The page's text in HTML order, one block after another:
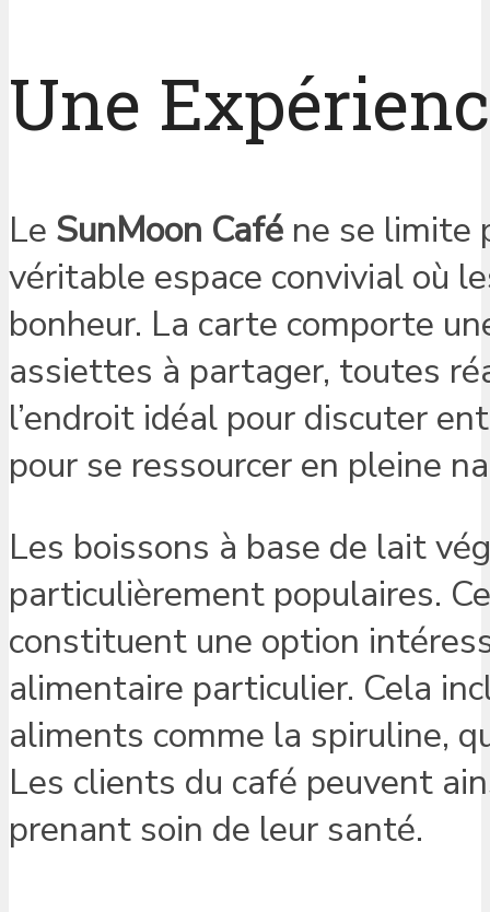
Une
Le SunMoon Café ne se limite
véritable espace convivial où
bonheur. La carte comporte
assiettes à partager, toutes
l’endroit idéal pour discuter
pour se ressourcer en pleine
Les boissons à base de lait
particulièrement populaires.
constituent une option
alimentaire particulier. Cela
aliments comme la spiruline,
Les clients du café peuvent
prenant soin de leur santé.